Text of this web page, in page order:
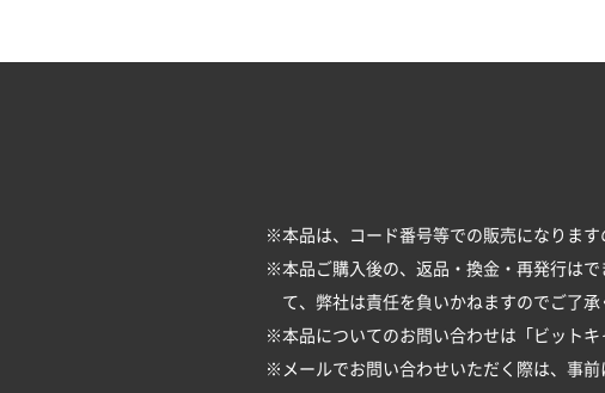
※本品は、コード番号等での販売になります
※本品ご購入後の、返品・換金・再発行は
て、弊社は責任を負いかねますのでご了承
※本品についてのお問い合わせは「 ビット
※メールでお問い合わせいただく際は、事